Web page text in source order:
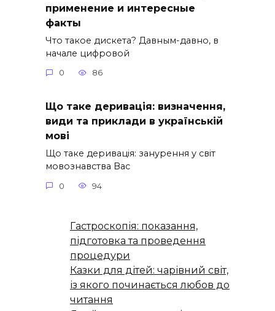
применение и интересные
факты
Что такое дискета? Давным-давно, в
начале цифровой
0 86
Що таке деривація: визначення,
види та приклади в українській
мові
Що таке деривація: занурення у світ
мовознавства Вас
0 94
Гастроскопія: показання,
підготовка та проведення
процедури
Казки для дітей: чарівний світ,
із якого починається любов до
читання